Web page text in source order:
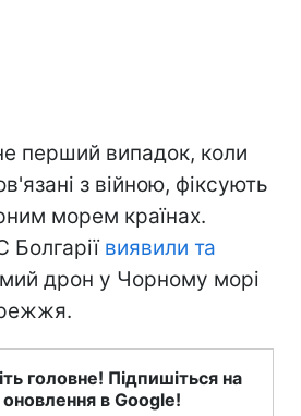
перший випадок, коли
з війною, фіксують
морем країнах.
виявили та
дрон у Чорному морі
головне! Підпишіться на
оновлення в Google!